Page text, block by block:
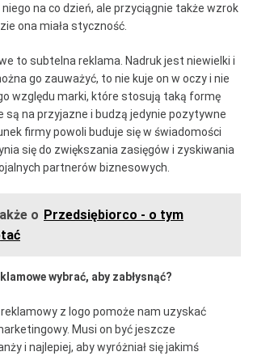
na co dzień, ale przyciągnie także wzrok
ona miała styczność.
to subtelna reklama. Nadruk jest niewielki i
go zauważyć, to nie kuje on w oczy i nie
względu marki, które stosują taką formę
są na przyjazne i budzą jedynie pozytywne
firmy powoli buduje się w świadomości
się do zwiększania zasięgów i zyskiwania
partnerów biznesowych.
o Przedsiębiorco - o tym
wybrać, aby zabłysnąć?
reklamowy z logo pomoże nam uzyskać
Musi on być jeszcze
i najlepiej, aby wyróżniał się jakimś